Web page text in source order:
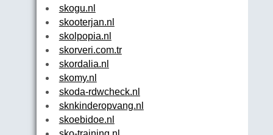
skogu.nl
skooterjan.nl
skolpopia.nl
skorveri.com.tr
skordalia.nl
skomy.nl
skoda-rdwcheck.nl
sknkinderopvang.nl
skoebidoe.nl